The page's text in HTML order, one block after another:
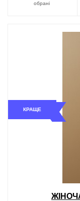
обрані
КРАЩЕ